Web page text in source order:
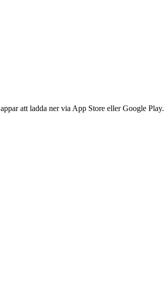
att ladda ner via App Store eller Google Play.